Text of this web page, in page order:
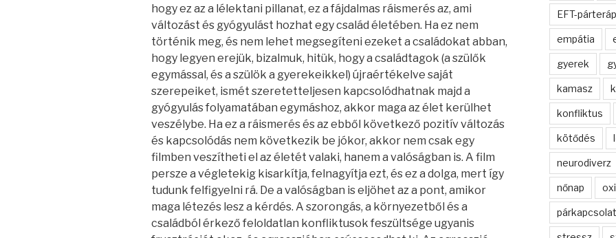
hogy ez az a lélektani pillanat, ez a fájdalmas ráismerés az, ami
változást és gyógyulást hozhat egy család életében. Ha ez nem
történik meg, és nem lehet megsegíteni ezeket a családokat abban,
hogy legyen erejük, bizalmuk, hitük, hogy a családtagok (a szülők
egymással, és a szülök a gyerekeikkel) újraértékelve saját
szerepeiket, ismét szeretetteljesen kapcsolódhatnak majd a
gyógyulás folyamatában egymáshoz, akkor maga az élet kerülhet
veszélybe. Ha ez a ráismerés és az ebből következő pozitív változás
és kapcsolódás nem következik be jókor, akkor nem csak egy
filmben veszítheti el az életét valaki, hanem a valóságban is. A film
persze a végletekig kisarkítja, felnagyítja ezt, és ez a dolga, mert így
tudunk felfigyelni rá. De a valóságban is eljöhet az a pont, amikor
maga létezés lesz a kérdés. A szorongás, a környezetből és a
családból érkező feloldatlan konfliktusok feszültsége ugyanis
EFT-
empátia
gyerek
kamasz
konfliktus
kötődés
neurodiverz
nőnap